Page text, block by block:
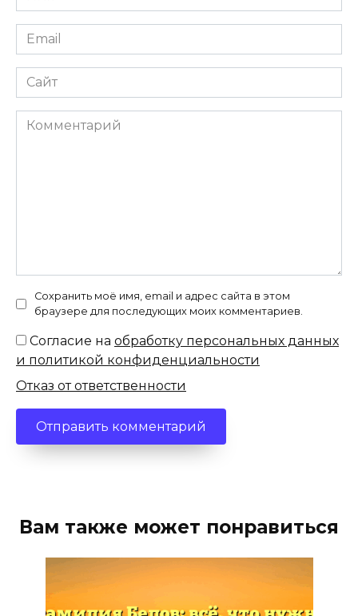
*
Email
*
Сайт
Комментарий
Сохранить моё имя, email и адрес сайта в этом
браузере для последующих моих комментариев.
Согласие на обработку персональных данных
и политикой конфиденциальности
Отказ от ответственности
Вам также может понравиться